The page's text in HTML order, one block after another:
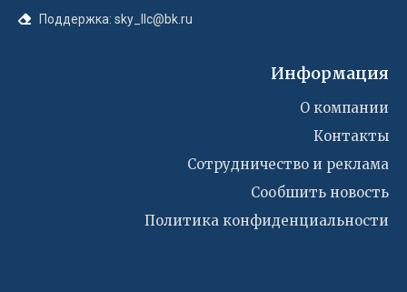
Поддержка: sky_llc@bk.ru
Информация
О компании
Контакты
Сотрудничество и реклама
Сообшить новость
Политика конфиденциальности